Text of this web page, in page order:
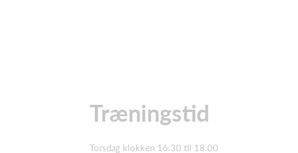
Træningstid
Torsdag klokken 16.30 til 18.00